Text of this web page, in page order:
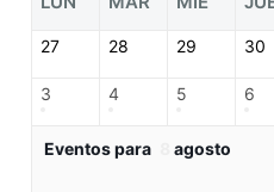
27 28 29 30
3 4 5 6
Eventos para agosto